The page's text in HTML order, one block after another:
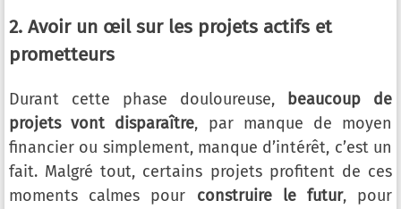
2. Avoir un œil sur les projets actifs et
prometteurs
Durant cette phase douloureuse,
beaucoup de
projets vont disparaître, par manque de moyen
financier ou simplement, manque d’intérêt, c’est un
fait. Malgré tout, certains projets profitent de ces
moments calmes pour construire le futur, pour